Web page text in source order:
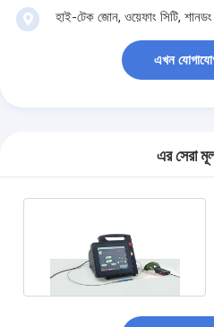
হাই-টেক জোন, ওয়েফাং সিটি,
এখন
এর সেরা